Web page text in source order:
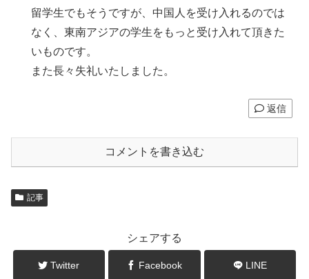
留学生でもそうですが、中国人を受け入れるのでは
なく、東南アジアの学生をもっと受け入れて頂きた
いものです。
また長々失礼いたしました。
返信
コメントを書き込む
記事
シェアする
Twitter Facebook LINE